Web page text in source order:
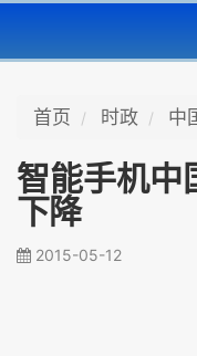
首页 时政 中
智能手机中
下降
2015-05-12